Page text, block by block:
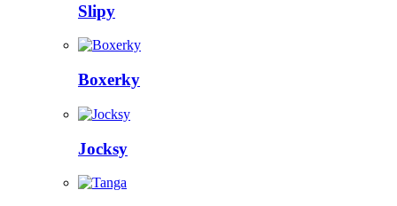
Slipy
Boxerky
Jocksy